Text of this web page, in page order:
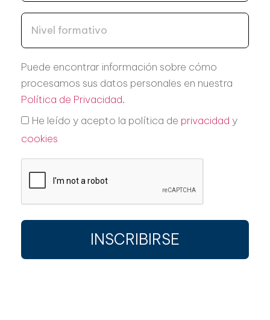
Puede encontrar información sobre cómo
procesamos sus datos personales en nuestra
Política de Privacidad.
He leído y acepto la política de privacidad y
cookies
INSCRIBIRSE